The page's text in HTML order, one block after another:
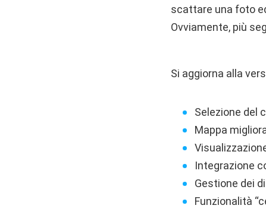
scattare una foto
Ovviamente, più
Si aggiorna alla
Selezione del
Mappa
Integrazione
Gestione dei
Funzionalità